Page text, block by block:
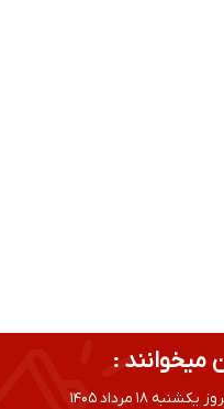
میخوانند :
۱۸ مرداد ۱۴۰۵